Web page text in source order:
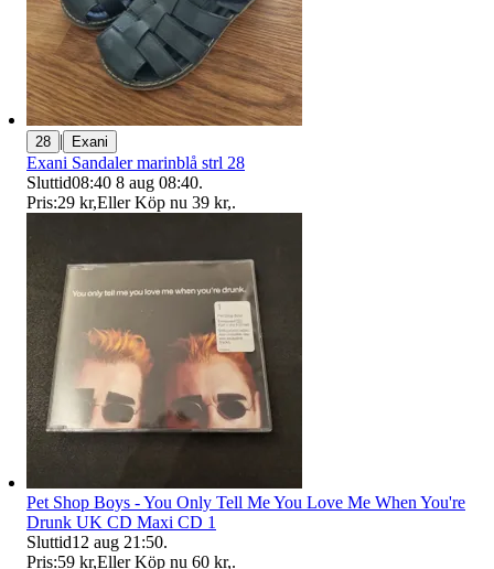
28 | Exani
Exani Sandaler marinblå strl 28
Sluttid08:40 8 aug 08:40.
Pris:29 kr,Eller Köp nu 39 kr,.
Pet Shop Boys - You Only Tell Me You Love Me When You're
Drunk UK CD Maxi CD 1
Sluttid12 aug 21:50.
Pris:59 kr,Eller Köp nu 60 kr,.